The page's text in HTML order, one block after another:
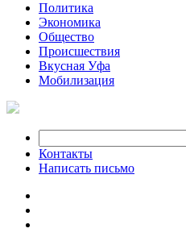
Политика
Экономика
Общество
Происшествия
Вкусная Уфа
Мобилизация
Контакты
Написать письмо